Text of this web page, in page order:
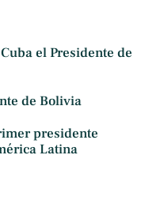
el Presidente de
de Bolivia
presidente
Latina